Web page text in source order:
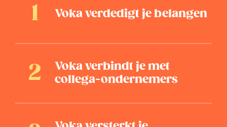
Voka verdedigt je belangen
Voka verbindt je met
collega-ondernemers